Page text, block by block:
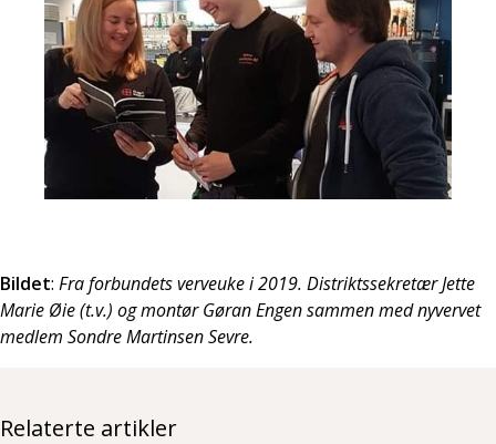
Bildet: Fra forbundets verveuke i 2019. Distriktssekretær Jette
Marie Øie (t.v.) og montør Gøran Engen sammen med nyvervet
medlem Sondre Martinsen Sevre.
Relaterte artikler